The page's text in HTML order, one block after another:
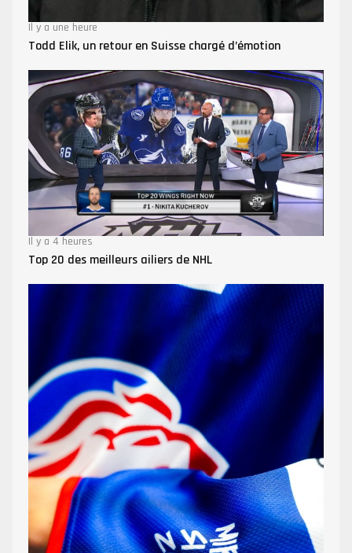
Il y a une heure
Todd Elik, un retour en Suisse chargé d’émotion
Il y a 4 heures
Top 20 des meilleurs ailiers de NHL